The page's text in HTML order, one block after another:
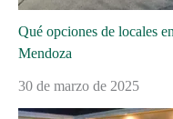
Qué opciones de locales
Mendoza
30 de marzo de 2025